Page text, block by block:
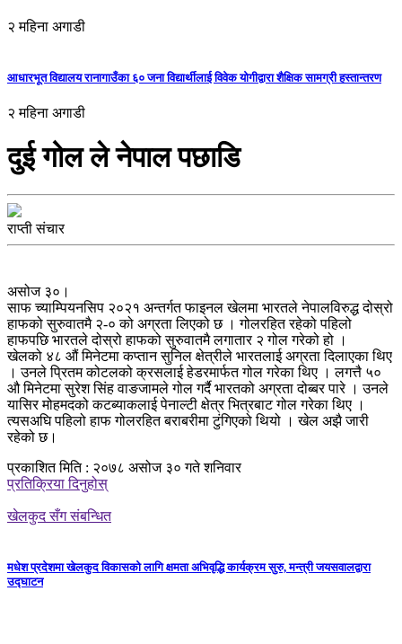
२ महिना अगाडी
आधारभूत विद्यालय रानागाउँका ६० जना विद्यार्थीलाई विवेक योगीद्वारा शैक्षिक सामग्री हस्तान्तरण
२ महिना अगाडी
दुई गोल ले नेपाल पछाडि
राप्ती संचार
असोज ३०।
साफ च्याम्पियनसिप २०२१ अन्तर्गत फाइनल खेलमा भारतले नेपालविरुद्ध दोस्रो
हाफको सुरुवातमै २-० को अग्रता लिएको छ । गोलरहित रहेको पहिलो
हाफपछि भारतले दोस्रो हाफको सुरुवातमै लगातार २ गोल गरेको हो ।
खेलको ४८ औं मिनेटमा कप्तान सुनिल क्षेत्रीले भारतलाई अग्रता दिलाएका थिए
। उनले प्रितम कोटलको क्रसलाई हेडरमार्फत गोल गरेका थिए । लगत्तै ५०
औ मिनेटमा सुरेश सिंह वाङजामले गोल गर्दै भारतको अग्रता दोब्बर पारे । उनले
यासिर मोहमदको कटब्याकलाई पेनाल्टी क्षेत्र भित्रबाट गोल गरेका थिए ।
त्यसअघि पहिलो हाफ गोलरहित बराबरीमा टुंगिएको थियो । खेल अझै जारी
रहेको छ।
प्रकाशित मिति : २०७८ असोज ३० गते शनिवार
प्रतिक्रिया दिनुहोस्
खेलकुद सँग संबन्धित
मधेश प्रदेशमा खेलकुद विकासको लागि क्षमता अभिवृद्धि कार्यक्रम सुरु, मन्त्री जयसवालद्वारा
उद्घाटन